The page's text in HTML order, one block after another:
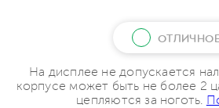
На дисплее не допускается
корпусе может быть не более 2
цепляются за ноготь.